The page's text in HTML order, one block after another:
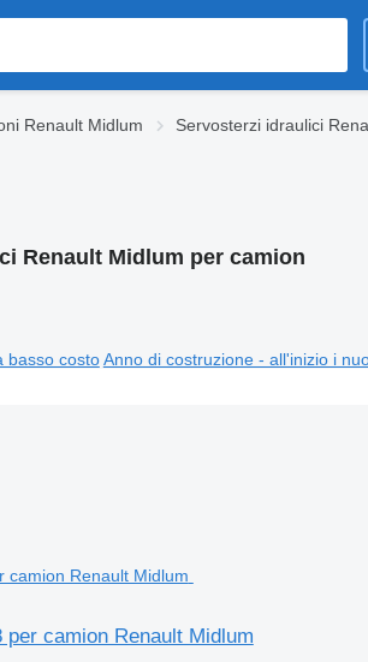
Renault Midlum Servosterzi idraulici
Renault Midlum per camion
basso costo Anno di costruzione - all'inizio i
camion Renault Midlum